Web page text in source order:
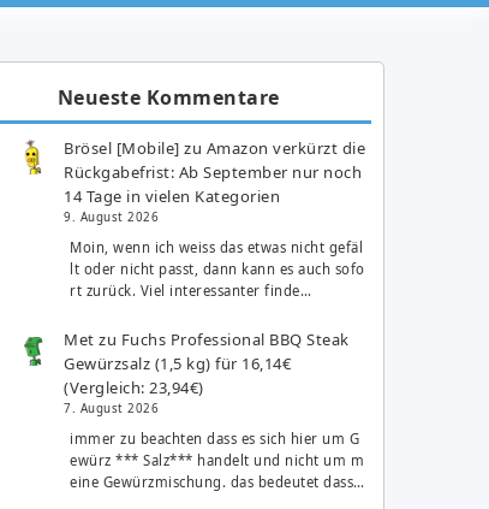
Neueste Kommentare
Brösel [Mobile] zu Amazon verkürzt die
Rückgabefrist: Ab September nur noch
14 Tage in vielen Kategorien
9. August 2026
Moin, wenn ich weiss das etwas nicht gefäl
lt oder nicht passt, dann kann es auch sofo
rt zurück. Viel interessanter finde…
Met zu Fuchs Professional BBQ Steak
Gewürzsalz (1,5 kg) für 16,14€
(Vergleich: 23,94€)
7. August 2026
immer zu beachten dass es sich hier um G
ewürz *** Salz*** handelt und nicht um m
eine Gewürzmischung. das bedeutet dass…